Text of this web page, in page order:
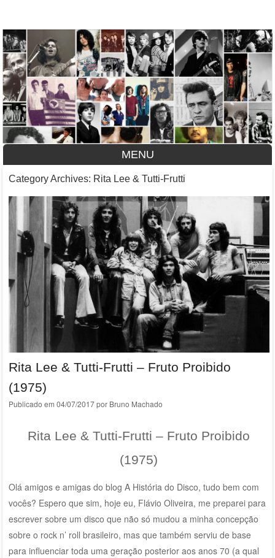
A História do Disco
MENU
Skip to content
Category Archives: Rita Lee & Tutti-Frutti
Rita Lee & Tutti-Frutti – Fruto Proibido
(1975)
Publicado em 04/07/2017por Bruno Machado
Rita Lee & Tutti-Frutti – Fruto Proibido
(1975)
Olá amigos e amigas do blog A História do Disco, tudo bem com
vocês? Espero que sim, hoje eu, Flávio Oliveira, me preparei para
escrever sobre um disco que não só mudou a minha concepção
sobre o rock n’ roll brasileiro, mas que também serviu de base
para influenciar toda uma geração posterior aos anos 70 (a qual